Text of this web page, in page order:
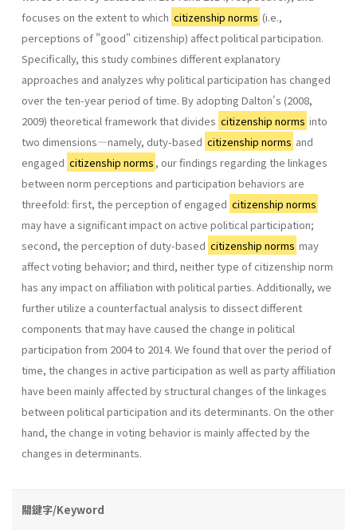
focuses on the extent to which citizenship norms (i.e.,
perceptions of "good" citizenship) affect political participation.
Specifically, this study combines different explanatory
approaches and analyzes why political participation has changed
over the ten-year period of time. By adopting Dalton's (2008,
2009) theoretical framework that divides citizenship norms into
two dimensions—namely, duty-based citizenship norms and
engaged citizenship norms , our findings regarding the linkages
between norm perceptions and participation behaviors are
threefold: first, the perception of engaged citizenship norms
may have a significant impact on active political participation;
second, the perception of duty-based citizenship norms may
affect voting behavior; and third, neither type of citizenship norm
has any impact on affiliation with political parties. Additionally, we
further utilize a counterfactual analysis to dissect different
components that may have caused the change in political
participation from 2004 to 2014. We found that over the period of
time, the changes in active participation as well as party affiliation
have been mainly affected by structural changes of the linkages
between political participation and its determinants. On the other
hand, the change in voting behavior is mainly affected by the
changes in determinants.
關鍵字/Keyword